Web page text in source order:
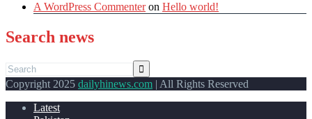
A WordPress Commenteron Hello world!
Search news
Copyright 2025 dailyhinews.com | All Rights Reserved
Latest